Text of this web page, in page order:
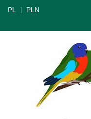
PL PLN